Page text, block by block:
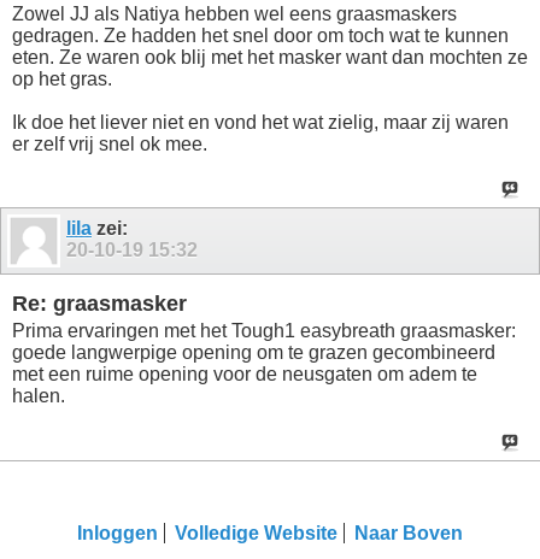
Zowel JJ als Natiya hebben wel eens graasmaskers
gedragen. Ze hadden het snel door om toch wat te kunnen
eten. Ze waren ook blij met het masker want dan mochten ze
op het gras.
Ik doe het liever niet en vond het wat zielig, maar zij waren
er zelf vrij snel ok mee.
lila zei:
20-10-19 15:32
Re: graasmasker
Prima ervaringen met het Tough1 easybreath graasmasker:
goede langwerpige opening om te grazen gecombineerd
met een ruime opening voor de neusgaten om adem te
halen.
Inloggen Volledige Website Naar Boven